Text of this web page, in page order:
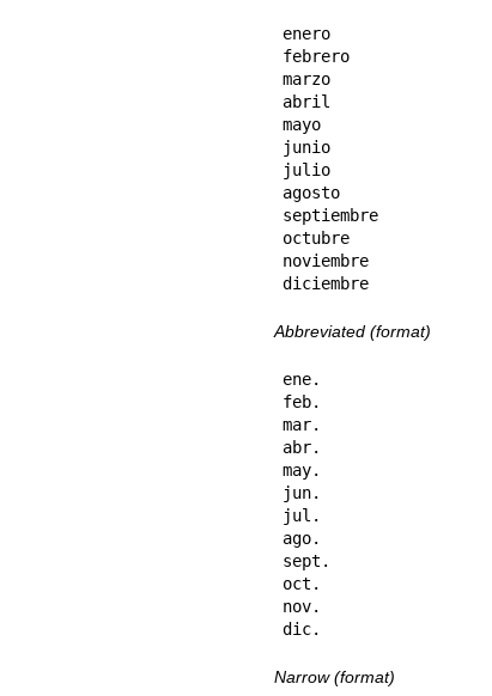
enero
febrero
marzo
abril
mayo
junio
julio
agosto
septiembre
octubre
noviembre
diciembre
Abbreviated (format)
ene.
feb.
mar.
abr.
may.
jun.
jul.
ago.
sept.
oct.
nov.
dic.
Narrow (format)